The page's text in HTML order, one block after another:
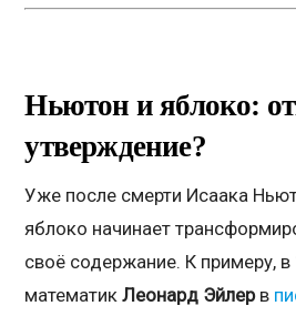
Ньютон и яблоко:
утверждение?
Уже после смерти Исаака
яблоко начинает
своё содержание. К примеру, в
математикЛеонард Эйлерв